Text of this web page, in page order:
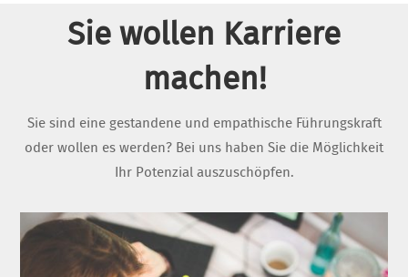
Sie wollen Karriere
machen!
Sie sind eine gestandene und empathische Führungskraft
oder wollen es werden? Bei uns haben Sie die Möglichkeit
Ihr Potenzial auszuschöpfen.